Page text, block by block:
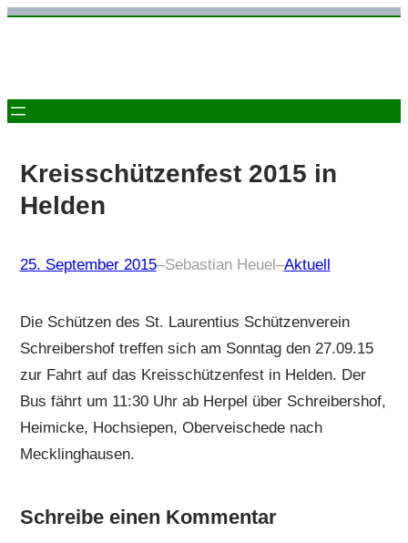
Zum
Kreisschützenfest 2015 in
Helden
25. September 2015–Sebastian Heuel–Aktuell
Die Schützen des St. Laurentius Schützenverein
Schreibershof treffen sich am Sonntag den 27.09.15
zur Fahrt auf das Kreisschützenfest in Helden. Der
Bus fährt um 11:30 Uhr ab Herpel über Schreibershof,
Heimicke, Hochsiepen, Oberveischede nach
Mecklinghausen.
Schreibe einen Kommentar